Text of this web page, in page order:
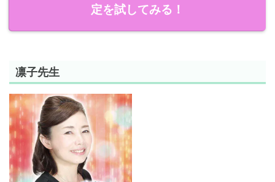
定を試してみる！
凛子先生